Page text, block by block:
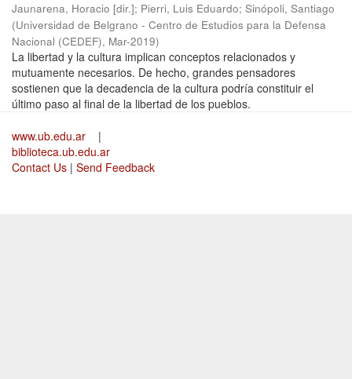
Jaunarena, Horacio [dir.]; Pierri, Luis Eduardo; Sinópoli, Santiago
(Universidad de Belgrano - Centro de Estudios para la Defensa
Nacional (CEDEF), Mar-2019)
La libertad y la cultura implican conceptos relacionados y
mutuamente necesarios. De hecho, grandes pensadores
sostienen que la decadencia de la cultura podría constituir el
último paso al final de la libertad de los pueblos.
www.ub.edu.ar
|
biblioteca.ub.edu.ar
Contact Us | Send Feedback